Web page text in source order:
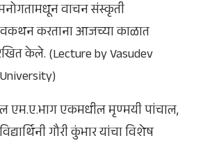
वाचन संस्कृती
करताना आजच्या काळात
केले. (Lecture by Vasudev
एम.ए.भाग एकमधील मृण्मयी पांचाल,
गौरी कुंभार यांचा विशेष